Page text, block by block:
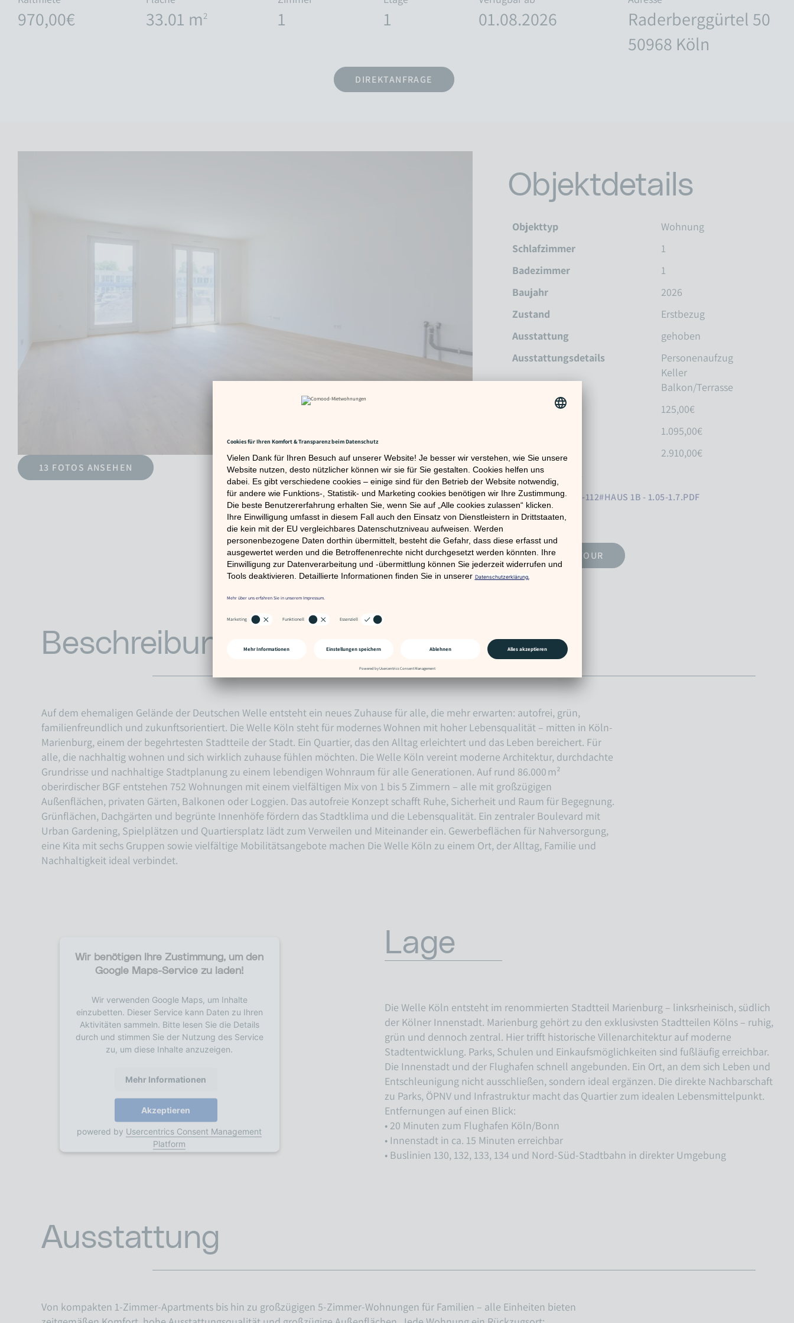
970,00€ 33.01 m2 1 1 01.08.2026
Raderberggürtel 50
50968 Köln
DIREKTANFRAGE
13 FOTOS ANSEHEN
Objektdetails
Objekttyp
Wohnung
Schlafzimmer
1
Badezimmer
1
Baujahr
2026
Zustand
Erstbezug
Ausstattung
gehoben
Ausstattungsdetails
Personenaufzug
Keller
Balkon/Terrasse
Nebenkosten
125,00€
1.095,00€
Kaution
2.910,00€
Anlagen / Links
DWK-5-ARC-112#HAUS 1B - 1.05-1.7.PDF
360 GRAD TOUR
Beschreibung
Auf dem ehemaligen Gelände der Deutschen Welle entsteht ein neues Zuhause für alle, die mehr erwarten: autofrei, grün,
familienfreundlich und zukunftsorientiert. Die Welle Köln steht für modernes Wohnen mit hoher Lebensqualität – mitten in Köln-
Marienburg, einem der begehrtesten Stadtteile der Stadt. Ein Quartier, das den Alltag erleichtert und das Leben bereichert. Für
alle, die nachhaltig wohnen und sich wirklich zuhause fühlen möchten. Die Welle Köln vereint moderne Architektur, durchdachte
Grundrisse und nachhaltige Stadtplanung zu einem lebendigen Wohnraum für alle Generationen. Auf rund 86.000 m²
oberirdischer BGF entstehen 752 Wohnungen mit einem vielfältigen Mix von 1 bis 5 Zimmern – alle mit großzügigen
Außenflächen, privaten Gärten, Balkonen oder Loggien. Das autofreie Konzept schafft Ruhe, Sicherheit und Raum für Begegnung.
Grünflächen, Dachgärten und begrünte Innenhöfe fördern das Stadtklima und die Lebensqualität. Ein zentraler Boulevard mit
Urban Gardening, Spielplätzen und Quartiersplatz lädt zum Verweilen und Miteinander ein. Gewerbeflächen für Nahversorgung,
eine Kita mit sechs Gruppen sowie vielfältige Mobilitätsangebote machen Die Welle Köln zu einem Ort, der Alltag, Familie und
Nachhaltigkeit ideal verbindet.
Wir benötigen Ihre Zustimmung, um den
Google Maps-Service zu laden!
Wir verwenden Google Maps, um Inhalte
einzubetten. Dieser Service kann Daten zu Ihren
Aktivitäten sammeln. Bitte lesen Sie die Details
durch und stimmen Sie der Nutzung des Service
zu, um diese Inhalte anzuzeigen.
Mehr Informationen
Akzeptieren
powered by Usercentrics Consent Management
Platform
Lage
Die Welle Köln entsteht im renommierten Stadtteil Marienburg – linksrheinisch, südlich
der Kölner Innenstadt. Marienburg gehört zu den exklusivsten Stadtteilen Kölns – ruhig,
grün und dennoch zentral. Hier trifft historische Villenarchitektur auf moderne
Stadtentwicklung. Parks, Schulen und Einkaufsmöglichkeiten sind fußläufig erreichbar.
Die Innenstadt und der Flughafen schnell angebunden. Ein Ort, an dem sich Leben und
Entschleunigung nicht ausschließen, sondern ideal ergänzen. Die direkte Nachbarschaft
zu Parks, ÖPNV und Infrastruktur macht das Quartier zum idealen Lebensmittelpunkt.
Entfernungen auf einen Blick:
• 20 Minuten zum Flughafen Köln/Bonn
• Innenstadt in ca. 15 Minuten erreichbar
• Buslinien 130, 132, 133, 134 und Nord-Süd-Stadtbahn in direkter Umgebung
Ausstattung
Von kompakten 1-Zimmer-Apartments bis hin zu großzügigen 5-Zimmer-Wohnungen für Familien – alle Einheiten bieten